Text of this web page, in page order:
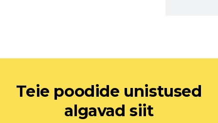
Teie poodide unistused
algavad siit